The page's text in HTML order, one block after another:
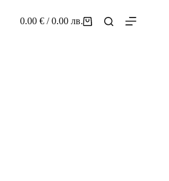
Shopping
0.00€ / 0.00 лв.